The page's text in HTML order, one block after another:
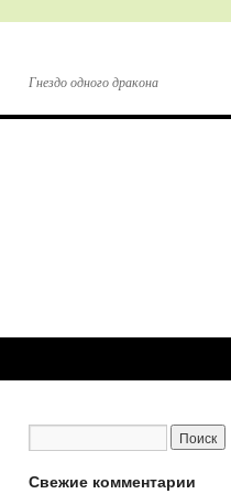
Гнездо одного дракона
Свежие комментарии